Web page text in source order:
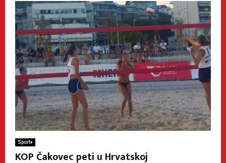
Sport+
KOP Čakovec peti u Hrvatskoj